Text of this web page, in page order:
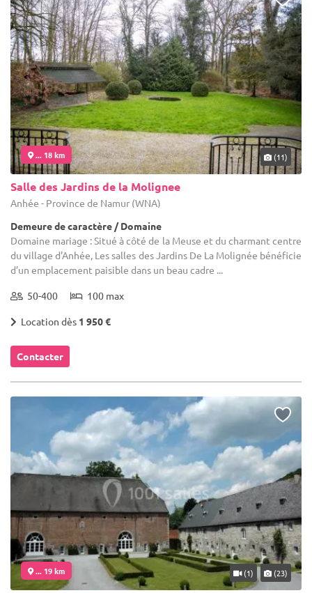
... 18 km (11)
Salle des Jardins de la Molignee
Anhée - Province de Namur (WNA)
Demeure de caractère / Domaine
Domaine mariage : Situé à côté de la Meuse et du charmant centre
du village d'Anhée, Les salles des Jardins De La Molignée bénéficie
d’un emplacement paisible dans un beau cadre ...
50-400 100 max
Location dès 1 950 €
Contacter
... 19 km (1) (23)